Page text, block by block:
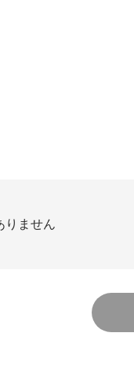
りません